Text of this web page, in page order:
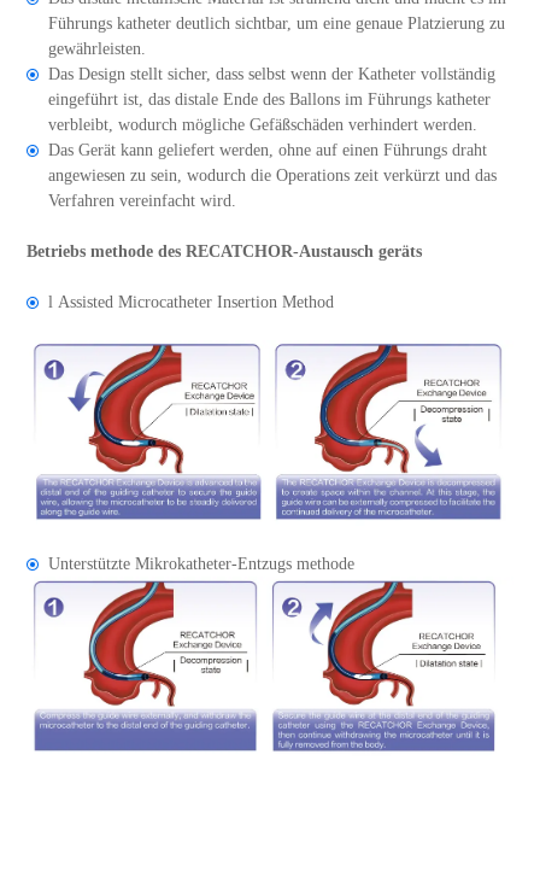
Führungs katheter deutlich sichtbar, um eine genaue Platzierung zu
gewährleisten.
Das Design stellt sicher, dass selbst wenn der Katheter vollständig
eingeführt ist, das distale Ende des Ballons im Führungs katheter
verbleibt, wodurch mögliche Gefäßschäden verhindert werden.
Das Gerät kann geliefert werden, ohne auf einen Führungs draht
angewiesen zu sein, wodurch die Operations zeit verkürzt und das
Verfahren vereinfacht wird.
Betriebs methode des RECATCHOR-Austausch geräts
l Assisted Microcatheter Insertion Method
Unterstützte Mikrokatheter-Entzugs methode